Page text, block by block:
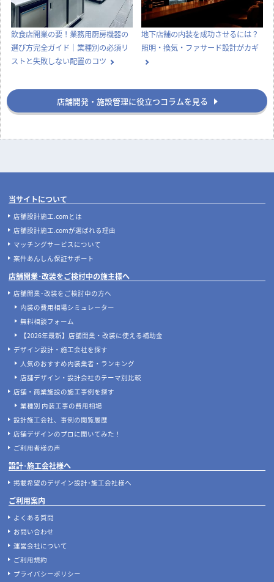
飲食店開業の要！業務用厨房機器の
選び方完全ガイド｜業種別の必須リ
ストと失敗しない配置のコツ
地下店舗の内装を成功させるには？
照明・換気・ファサード設計がカギ
店舗開発・施設管理に役立つコラムを見る
当サイトについて
店舗設計施工.comとは
店舗設計施工.comが選ばれる理由
マッチングサービスについて
案件あんしん保証サポート
店舗開業･改装をご検討中の施主様へ
店舗開業･改装をご検討中の方へ
内装の費用相場シミュレーター
無料相談フォーム
【2026年最新】店舗開業・改装に使える補助金
デザイン設計・施工会社を探す
人気のおすすめ内装業者・ランキング
店舗デザイン・設計会社のテーマ別比較
店舗・商業施設の施工事例を探す
業種別 内装工事の費用相場
設計施工会社、事例の閲覧履歴
店舗デザインのプロに聞いてみた！
ご利用者様の声
設計･施工会社様へ
掲載希望のデザイン設計･施工会社様へ
ご利用案内
よくある質問
お問い合わせ
運営会社について
ご利用規約
プライバシーポリシー